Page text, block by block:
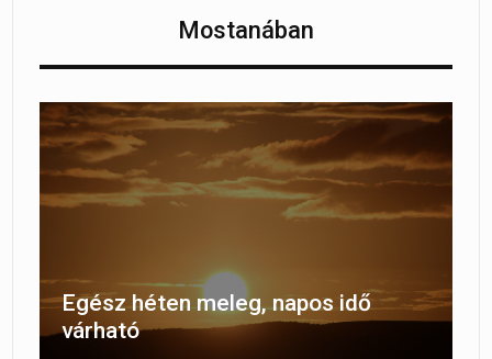
Mostanában
Egész héten meleg, napos idő
várható